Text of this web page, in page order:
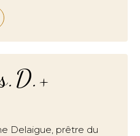
Delaigue, prêtre du